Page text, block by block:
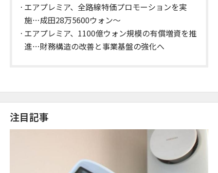
エアプレミア、全路線特価プロモーションを実
施…成田28万5600ウォン～
エアプレミア、1100億ウォン規模の有償増資を推
進…財務構造の改善と事業基盤の強化へ
注目記事